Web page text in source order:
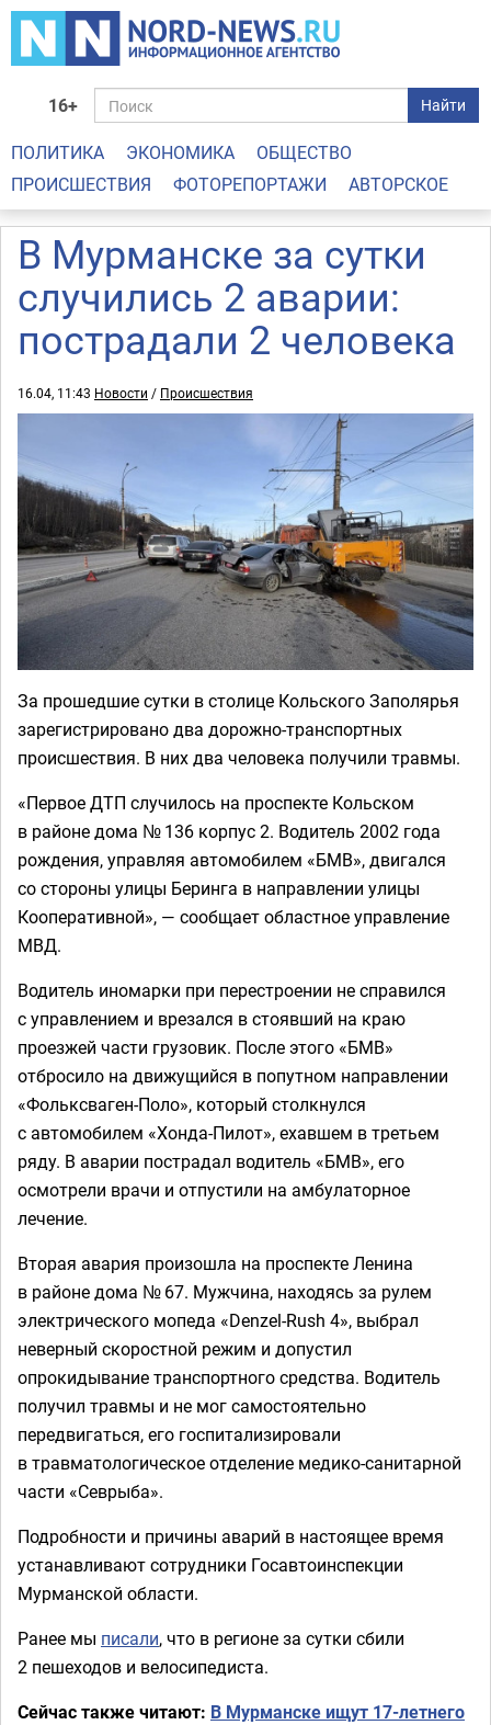
16+ Найти
ПОЛИТИКА ЭКОНОМИКА
ОБЩЕСТВО
ПРОИСШЕСТВИЯ
ФОТОРЕПОРТАЖИ АВТОРСКОЕ
В Мурманске за сутки
случились 2 аварии:
пострадали 2 человека
16.04, 11:43 Новости / Происшествия
За прошедшие сутки в столице Кольского Заполярья
зарегистрировано два дорожно-транспортных
происшествия. В них два человека получили травмы.
«Первое ДТП случилось на проспекте Кольском
в районе дома № 136 корпус 2. Водитель 2002 года
рождения, управляя автомобилем «БМВ», двигался
со стороны улицы Беринга в направлении улицы
Кооперативной», — сообщает областное управление
МВД.
Водитель иномарки при перестроении не справился
с управлением и врезался в стоявший на краю
проезжей части грузовик. После этого «БМВ»
отбросило на движущийся в попутном направлении
«Фольксваген-Поло», который столкнулся
с автомобилем «Хонда-Пилот», ехавшем в третьем
ряду. В аварии пострадал водитель «БМВ», его
осмотрели врачи и отпустили на амбулаторное
лечение.
Вторая авария произошла на проспекте Ленина
в районе дома № 67. Мужчина, находясь за рулем
электрического мопеда «Denzel-Rush 4», выбрал
неверный скоростной режим и допустил
опрокидывание транспортного средства. Водитель
получил травмы и не мог самостоятельно
передвигаться, его госпитализировали
в травматологическое отделение медико-санитарной
части «Севрыба».
Подробности и причины аварий в настоящее время
устанавливают сотрудники Госавтоинспекции
Мурманской области.
Ранее мы писали, что в регионе за сутки сбили
2 пешеходов и велосипедиста.
Сейчас также читают: В Мурманске ищут 17-летнего